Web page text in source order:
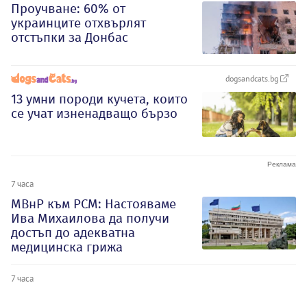
Проучване: 60% от
украинците отхвърлят
отстъпки за Донбас
dogsandcats.bg
13 умни породи кучета, които
се учат изненадващо бързо
7 часа
МВнР към РСМ: Настояваме
Ива Михаилова да получи
достъп до адекватна
медицинска грижа
7 часа